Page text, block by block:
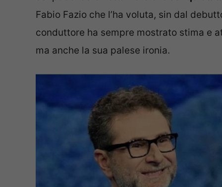
Fabio Fazio che l’ha voluta, sin dal
conduttore ha sempre mostrato stima e
ma anche la sua palese ironia.